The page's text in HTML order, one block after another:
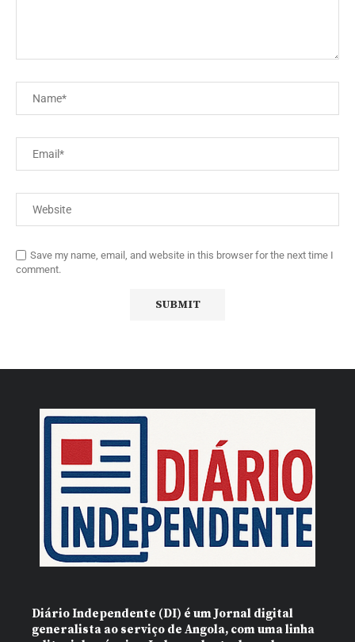
Save my name, email, and website in this browser for the next time I
comment.
Diário Independente (DI) é um Jornal digital
generalista ao serviço de Angola, com uma linha